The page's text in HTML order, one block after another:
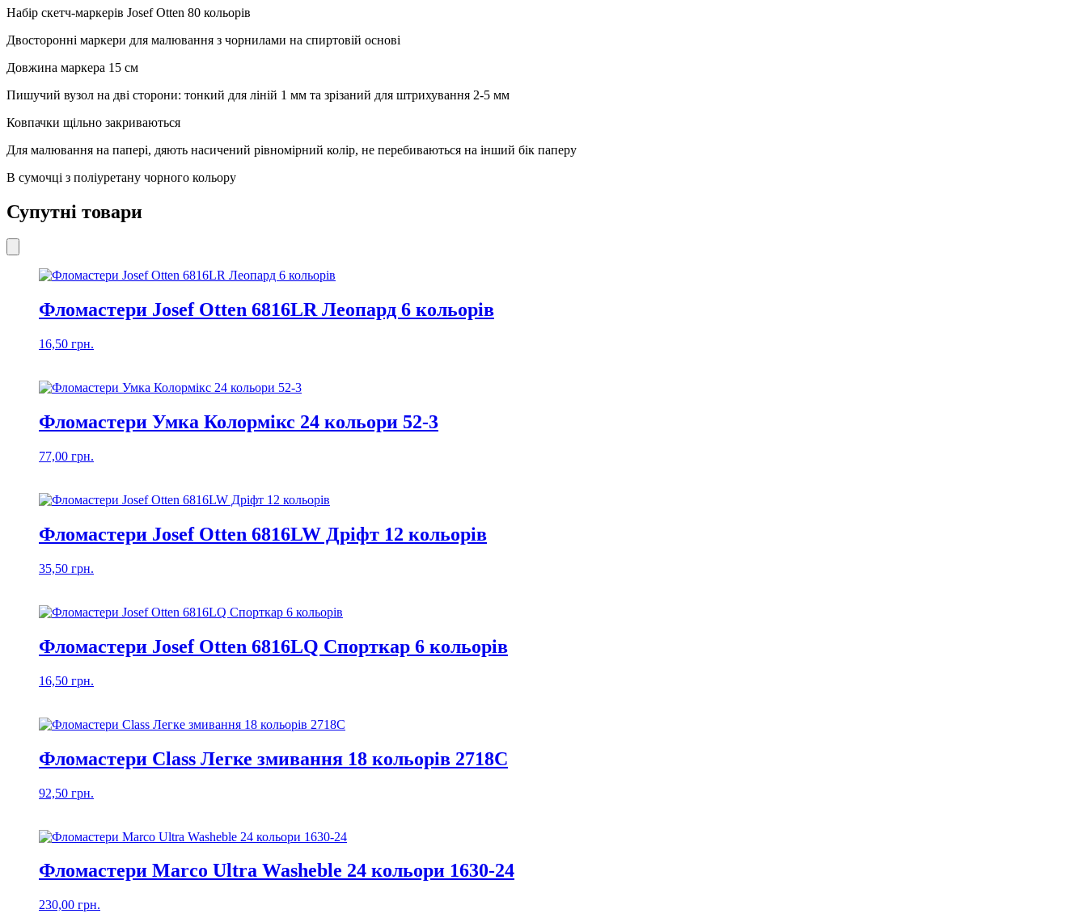
Набір скетч-маркерів Josef Otten 80 кольорів
Двосторонні маркери для малювання з чорнилами на спиртовій основі
Довжина маркера 15 см
Пишучий вузол на дві сторони: тонкий для ліній 1 мм та зрізаний для штрихування 2-5 мм
Ковпачки щільно закриваються
Для малювання на папері, дяють насичений рівномірний колір, не перебиваються на інший бік паперу
В сумочці з поліуретану чорного кольору
Супутні товари
Фломастери Josef Otten 6816LR Леопард 6 кольорів
16,50 грн.
Фломастери Умка Колормікс 24 кольори 52-3
77,00 грн.
Фломастери Josef Otten 6816LW Дріфт 12 кольорів
35,50 грн.
Фломастери Josef Otten 6816LQ Спорткар 6 кольорів
16,50 грн.
Фломастери Class Легке змивання 18 кольорів 2718C
92,50 грн.
Фломастери Marco Ultra Washeble 24 кольори 1630-24
230,00 грн.